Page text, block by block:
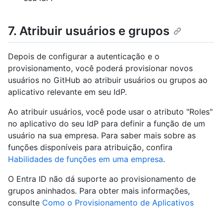
7. Atribuir usuários e grupos
Depois de configurar a autenticação e o
provisionamento, você poderá provisionar novos
usuários no GitHub ao atribuir usuários ou grupos ao
aplicativo relevante em seu IdP.
Ao atribuir usuários, você pode usar o atributo "Roles"
no aplicativo do seu IdP para definir a função de um
usuário na sua empresa. Para saber mais sobre as
funções disponíveis para atribuição, confira
Habilidades de funções em uma empresa.
O Entra ID não dá suporte ao provisionamento de
grupos aninhados. Para obter mais informações,
consulte Como o Provisionamento de Aplicativos